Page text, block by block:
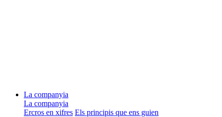
La companyia
La companyia
Ercros en xifres Els principis que ens guien